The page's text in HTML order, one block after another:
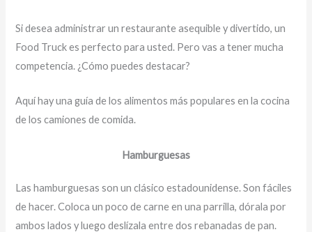
Si desea administrar un restaurante asequible y divertido, un
Food Truck es perfecto para usted. Pero vas a tener mucha
competencia. ¿Cómo puedes destacar?
Aquí hay una guía de los alimentos más populares en la cocina
de los camiones de comida.
Hamburguesas
Las hamburguesas son un clásico estadounidense. Son fáciles
de hacer. Coloca un poco de carne en una parrilla, dórala por
ambos lados y luego deslízala entre dos rebanadas de pan.